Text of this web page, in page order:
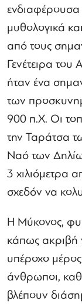
ενδιαφέρουσα
μυθολογικά
από τους
Γενέτειρα
ήταν ένα
των
900 π.Χ. Οι
την Ταράτσα
Ναό των
3 χιλιόμετρα
σχεδόν να
Η Μύκονος,
κάπως ακριβή
υπέροχο
άνθρωποι,
βλέπουν